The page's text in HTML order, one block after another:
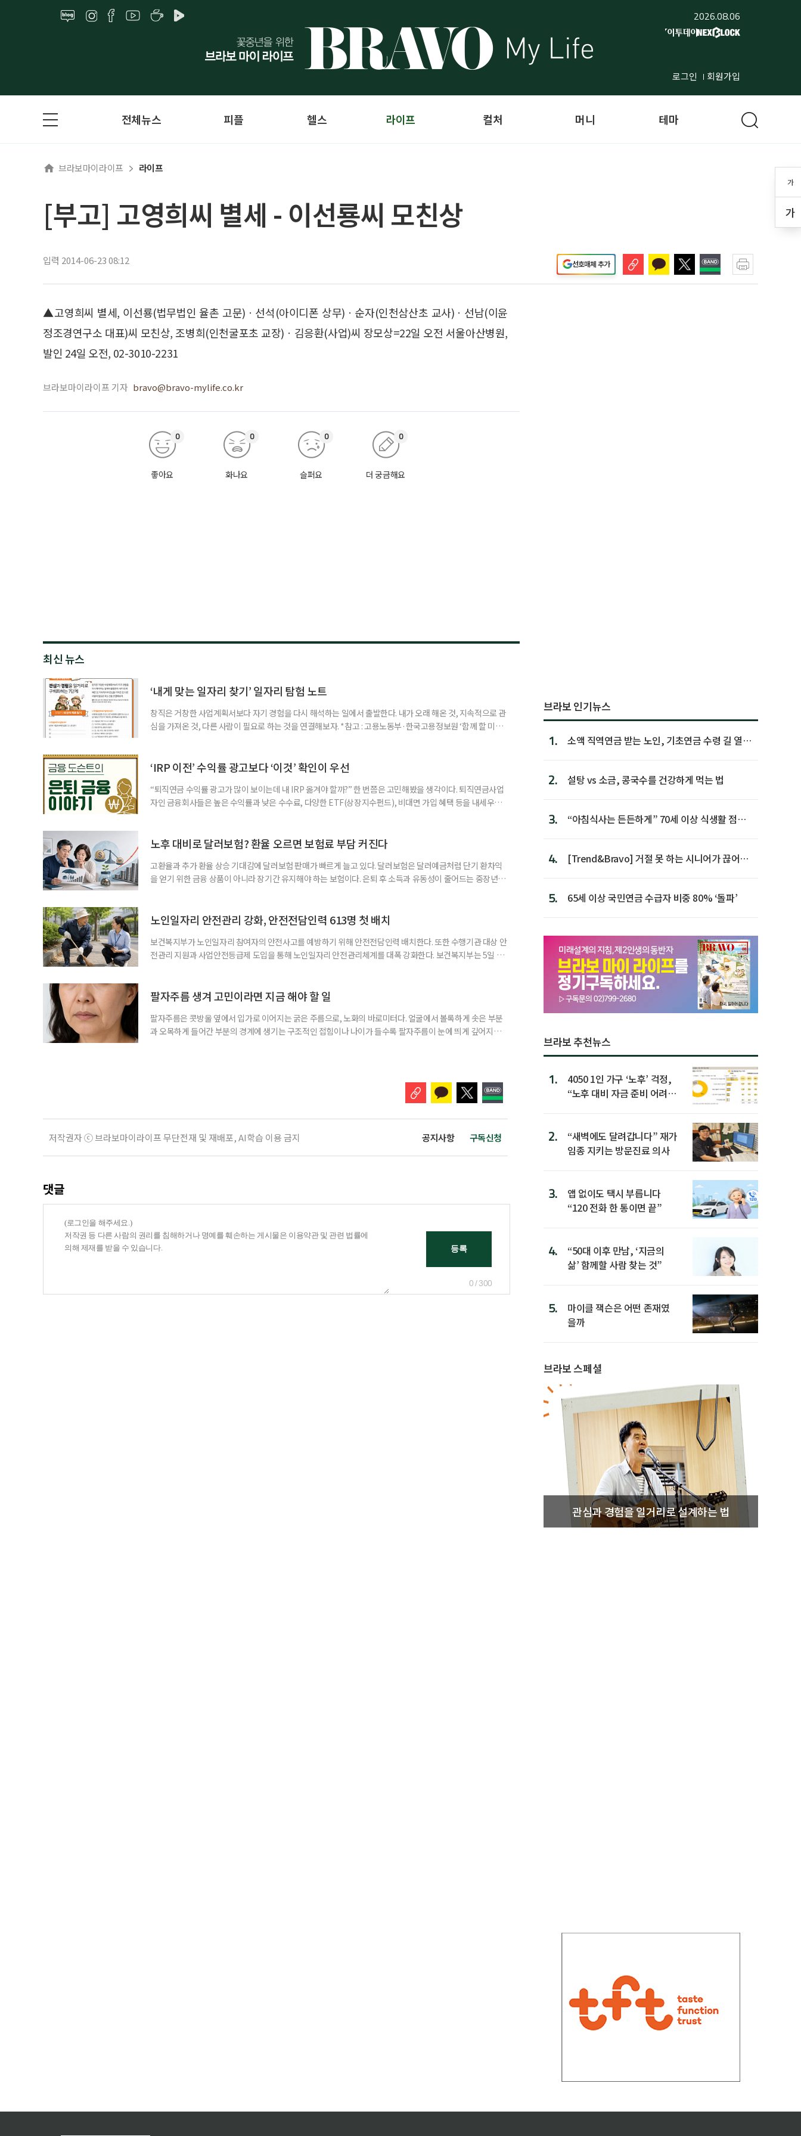
2026.08.06
로그인 회원가입
가
가
전체뉴스 피플 헬스 라이프 컬처 머니 테마
브라보마이라이프 라이프
[부고] 고영희씨 별세 - 이선룡씨 모친상
입력 2014-06-23 08:12 선호매체 추가
▲고영희씨 별세, 이선룡(법무법인 율촌 고문)ㆍ선석(아이디폰 상무)ㆍ순자(인천삼산초 교사)ㆍ선남(이윤
정조경연구소 대표)씨 모친상, 조병희(인천굴포초 교장)ㆍ김응환(사업)씨 장모상=22일 오전 서울아산병원,
발인 24일 오전, 02-3010-2231
브라보마이라이프 기자 bravo@bravo-mylife.co.kr
좋아요
0
화나요
0
슬퍼요
0
더 궁금해요
0
최신 뉴스
‘내게 맞는 일자리 찾기’ 일자리 탐험 노트
창직은 거창한 사업계획서보다 자기 경험을 다시 해석하는 일에서 출발한다. 내가 오래 해온 것, 지속적으로 관
심을 가져온 것, 다른 사람이 필요로 하는 것을 연결해보자. *참고 : 고용노동부·한국고용정보원 ‘함께 할 미래
2._______________ 3._______________ ▷ 그중 내가 직접 해볼 만
‘IRP 이전’ 수익률 광고보다 ‘이것’ 확인이 우선
“퇴직연금 수익률 광고가 많이 보이는데 내 IRP 옮겨야 할까?” 한 번쯤은 고민해봤을 생각이다. 퇴직연금사업
자인 금융회사들은 높은 수익률과 낮은 수수료, 다양한 ETF(상장지수펀드), 비대면 가입 혜택 등을 내세우며
사들이 내세우는 퇴직연금 수익률은 눈에 잘 들어온다. 하지만 수익률 숫자는 기준에 따라달라질 수 있다.
노후 대비로 달러보험? 환율 오르면 보험료 부담 커진다
고환율과 추가 환율 상승 기대감에 달러보험 판매가 빠르게 늘고 있다. 달러보험은 달러예금처럼 단기 환차익
을 얻기 위한 금융 상품이 아니라 장기간 유지해야 하는 보험이다. 은퇴 후 소득과 유동성이 줄어드는 중장년층
집계됐다. 전년 동기 판매량인 2만2000건의 두 배를 웃도는 수준이다. 달러보험은 보험료를 달러로 내고
노인일자리 안전관리 강화, 안전전담인력 613명 첫 배치
보건복지부가 노인일자리 참여자의 안전사고를 예방하기 위해 안전전담인력 배치한다. 또한 수행기관 대상 안
전관리 지원과 사업안전등급제 도입을 통해 노인일자리 안전관리체계를 대폭 강화한다. 보건복지부는 5일 노
후속조치 등 노인일자리 전반의 안전관리 업무를 맡게 된다. 이번 조치는 노인일자리 사업의 참여 규모와 활동
팔자주름 생겨 고민이라면 지금 해야 할 일
팔자주름은 콧방울 옆에서 입가로 이어지는 굵은 주름으로, 노화의 바로미터다. 얼굴에서 볼록하게 솟은 부분
과 오목하게 들어간 부분의 경계에 생기는 구조적인 접힘이나 나이가 들수록 팔자주름이 눈에 띄게 깊어지는
저작권자 ⓒ 브라보마이라이프 무단전재 및 재배포, AI학습 이용 금지 공지사항 구독신청
댓글
0 / 300
브라보 인기뉴스
1.
소액 직역연금 받는 노인, 기초연금 수령 길 열린
2. 설탕 vs 소금, 콩국수를 건강하게 먹는 법
3.
“아침식사는 든든하게” 70세 이상 식생활 점수
4.
[Trend&Bravo] 거절 못 하는 시니어가 끊어야
5. 65세 이상 국민연금 수급자 비중 80% ‘돌파’
브라보 추천뉴스
1.
4050 1인 가구 ‘노후’ 걱정,
“노후 대비 자금 준비 어려
2.
“새벽에도 달려갑니다” 재가
임종 지키는 방문진료 의사
3.
앱 없이도 택시 부릅니다
“120 전화 한 통이면 끝”
4.
“50대 이후 만남, ‘지금의
삶’ 함께할 사람 찾는 것”
5.
마이클 잭슨은 어떤 존재였
을까
브라보 스페셜
관심과 경험을 일거리로 설계하는 법